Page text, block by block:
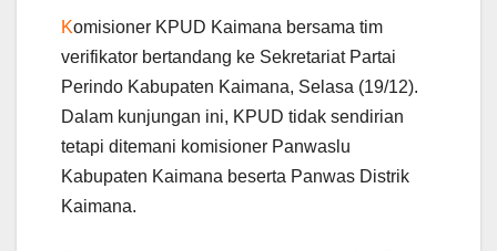
Komisioner KPUD Kaimana bersama tim
verifikator bertandang ke Sekretariat Partai
Perindo Kabupaten Kaimana, Selasa (19/12).
Dalam kunjungan ini, KPUD tidak sendirian
tetapi ditemani komisioner Panwaslu
Kabupaten Kaimana beserta Panwas Distrik
Kaimana.